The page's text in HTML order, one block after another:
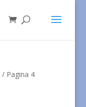
/ Pagina 4